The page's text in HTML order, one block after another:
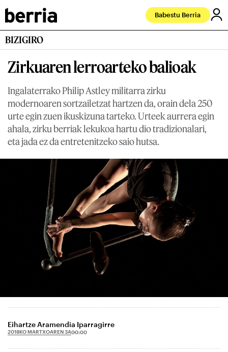
Babestu Berria
BIZIGIRO
Zirkuaren lerroarteko balioak
Ingalaterrako Philip Astley militarra zirku
modernoaren sortzailetzat hartzen da, orain dela 250
urte egin zuen ikuskizuna tarteko. Urteek aurrera egin
ahala, zirku berriak lekukoa hartu dio tradizionalari,
eta jada ez da entretenitzeko saio hutsa.
Eihartze Aramendia Iparragirre
2018KO MARTXOAREN 3A00:00